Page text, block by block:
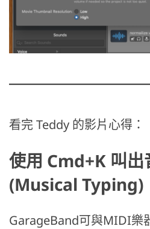
看完 Teddy 的影片心得：
使用 Cmd+K 叫出
(Musical Typing)
GarageBand可與MIDI樂